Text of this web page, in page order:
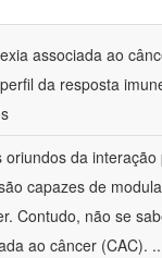
associada ao
da resposta
da
capazes de
Contudo, não se
ao câncer (CAC).